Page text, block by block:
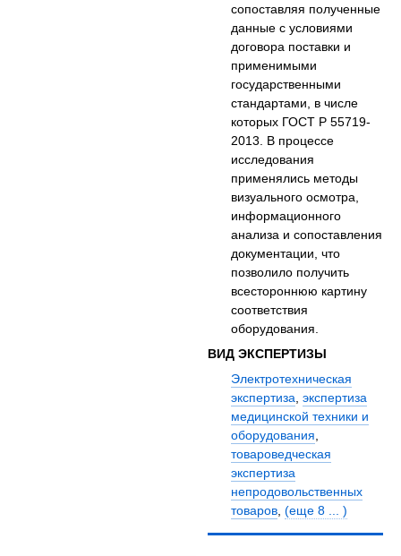
сопоставляя полученные
данные с условиями
договора поставки и
применимыми
государственными
стандартами, в числе
которых ГОСТ Р 55719-
2013. В процессе
исследования
применялись методы
визуального осмотра,
информационного
анализа и сопоставления
документации, что
позволило получить
всестороннюю картину
соответствия
оборудования.
ВИД ЭКСПЕРТИЗЫ
Электротехническая
экспертиза,экспертиза
медицинской техники и
оборудования,
товароведческая
экспертиза
непродовольственных
товаров,(еще 8 ... )